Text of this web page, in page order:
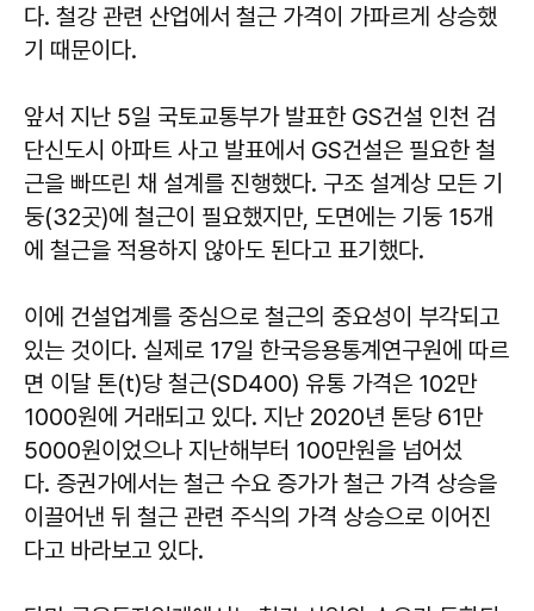
다. 철강 관련 산업에서 철근 가격이 가파르게 상승했
기 때문이다.
앞서 지난 5일 국토교통부가 발표한 GS건설 인천 검
단신도시 아파트 사고 발표에서 GS건설은 필요한 철
근을 빠뜨린 채 설계를 진행했다. 구조 설계상 모든 기
둥(32곳)에 철근이 필요했지만, 도면에는 기둥 15개
에 철근을 적용하지 않아도 된다고 표기했다.
이에 건설업계를 중심으로 철근의 중요성이 부각되고
있는 것이다. 실제로 17일 한국응용통계연구원에 따르
면 이달 톤(t)당 철근(SD400) 유통 가격은 102만
1000원에 거래되고 있다. 지난 2020년 톤당 61만
5000원이었으나 지난해부터 100만원을 넘어섰
다. 증권가에서는 철근 수요 증가가 철근 가격 상승을
이끌어낸 뒤 철근 관련 주식의 가격 상승으로 이어진
다고 바라보고 있다.